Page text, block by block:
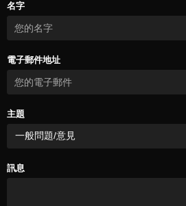
名字
電子郵件地址
主題
訊息